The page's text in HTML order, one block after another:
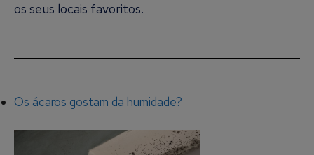
os seus locais favoritos.
Os ácaros gostam da humidade?